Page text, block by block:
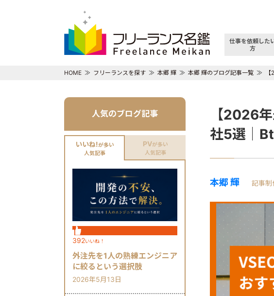
仕事を依頼した
方
HOME フリーランスを探す 本郷 輝 本郷 輝のブログ記事一覧
人気のブログ記事
いいね!が多い
人気記事
PVが多い
人気記事
392いいね！
外注先を1人の熟練エンジニア
に絞るという選択肢
2026年5月13日
【2026
社5選｜
本郷 輝 記事制